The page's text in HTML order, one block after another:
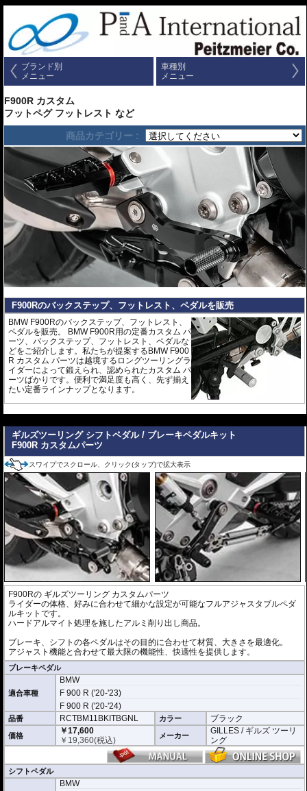
ブランド別
メニュー
車種別
メニュー
F900R カスタム
フットペグ フットレスト など
商品カテゴリー :
F900Rのバックステップ、フットレスト、ペダルを販売
BMW F900Rのバックステップ、フットレスト、
ペダルを販売。 BMW F900R用の定番カスタム パ
ーツ、バックステップ、フットレスト、ペダルな
どをご紹介します。私たちが提案するBMW F900
R カスタム パーツは越境するロングツーリングラ
イダーによって鍛えられ、認められたカスタム パ
ーツばかりです。便利で満足度も高く、先ず揃え
たい定番ラインナップとなります。
ギルズツーリング シフトペダル / ブレーキペダルキット
F900R カスタムパーツ
スワイプでスクロール、クリック(タップ)で拡大表示
F900Rの ギルズツーリング カスタムパーツ
ライダーの体格、好みに合わせて細かな設定が可能なフルアジャスタブルペダ
ルキットです。
ハードアルマイト処理を施したアルミ削り出し商品。
ブレーキ、シフトの各ペダルはその目的に合わせて材質、大きさを最適化。
アジャスト機能と合わせて最大限の機能性、快適性を提供します。
ブレーキペダル
適合車種
BMW
F 900 R ('20-'23)
F 900 R ('20-'24)
品番 RCTBM11BKITBGNL カラー ブラック
価格
￥17,600
￥ 19,360(税込) メーカー
GILLES / ギルズ ツーリ
ング
シフトペダル
BMW